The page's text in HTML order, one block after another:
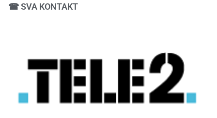
☎ SVA KONTAKT